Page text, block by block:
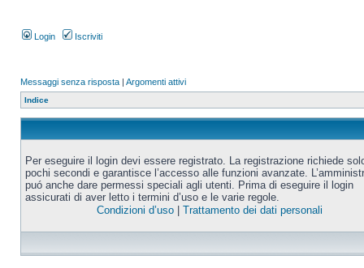
Login Iscriviti
Messaggi senza risposta | Argomenti attivi
Indice
Per eseguire il login devi essere registrato. La registrazione richiede
pochi secondi e garantisce l’accesso alle funzioni avanzate.
puó anche dare permessi speciali agli utenti. Prima di eseguire il login
assicurati di aver letto i termini d’uso e le varie regole.
Condizioni d’uso| Trattamento dei dati personali